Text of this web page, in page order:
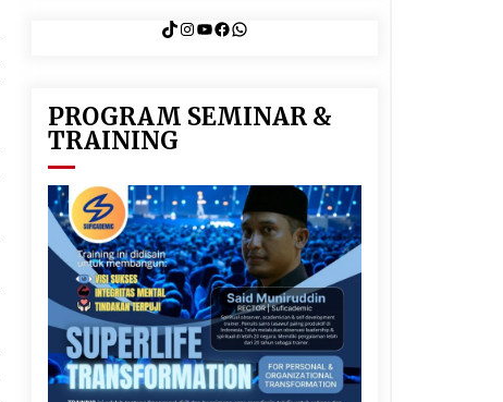
TikTok
Instagram
YouTube
Facebook
WhatsApp
PROGRAM SEMINAR &
TRAINING